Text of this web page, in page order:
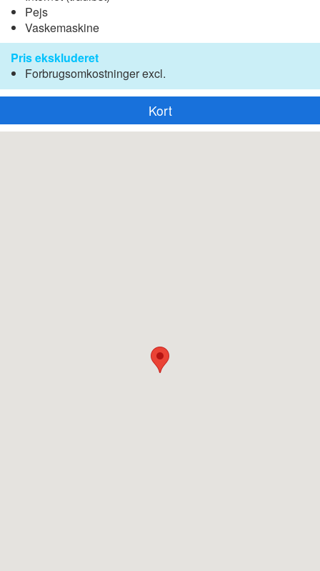
Pejs
Vaskemaskine
Pris ekskluderet
Forbrugsomkostninger excl.
Kort